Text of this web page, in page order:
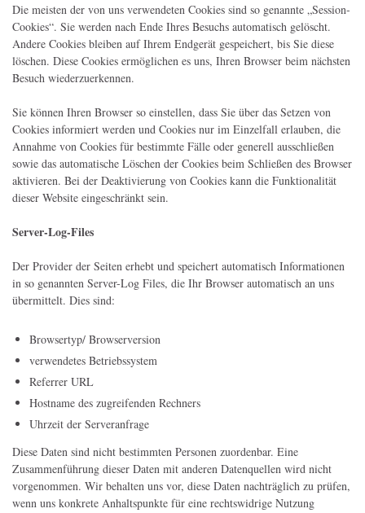
Die meisten der von uns verwendeten Cookies sind so genannte „Session-
Cookies“. Sie werden nach Ende Ihres Besuchs automatisch gelöscht.
Andere Cookies bleiben auf Ihrem Endgerät gespeichert, bis Sie diese
löschen. Diese Cookies ermöglichen es uns, Ihren Browser beim nächsten
Besuch wiederzuerkennen.
Sie können Ihren Browser so einstellen, dass Sie über das Setzen von
Cookies informiert werden und Cookies nur im Einzelfall erlauben, die
Annahme von Cookies für bestimmte Fälle oder generell ausschließen
sowie das automatische Löschen der Cookies beim Schließen des Browser
aktivieren. Bei der Deaktivierung von Cookies kann die Funktionalität
dieser Website eingeschränkt sein.
Server-Log-Files
Der Provider der Seiten erhebt und speichert automatisch Informationen
in so genannten Server-Log Files, die Ihr Browser automatisch an uns
übermittelt. Dies sind:
Browsertyp/ Browserversion
verwendetes Betriebssystem
Referrer URL
Hostname des zugreifenden Rechners
Uhrzeit der Serveranfrage
Diese Daten sind nicht bestimmten Personen zuordenbar. Eine
Zusammenführung dieser Daten mit anderen Datenquellen wird nicht
vorgenommen. Wir behalten uns vor, diese Daten nachträglich zu prüfen,
wenn uns konkrete Anhaltspunkte für eine rechtswidrige Nutzung